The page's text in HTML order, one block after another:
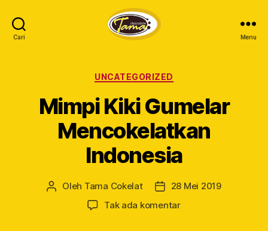
Cari Menu
Kategori
UNCATEGORIZED
Mimpi Kiki Gumelar
Mencokelatkan
Indonesia
Penulis
Oleh Tama Cokelat
Tanggal
artikel
28 Mei 2019
Tak ada komentarpada